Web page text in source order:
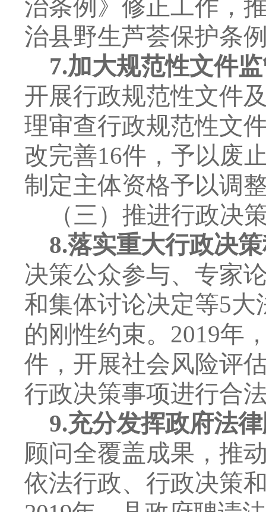
治条例》修正工作，
治县野生芦荟保护条
7.加大规范性文件
开展行政规范性文件
理审查行政规范性文
改完善16件，予以废
制定主体资格予以调
（三）推进行政决
8.落实重大行政决
决策公众参与、专家
和集体讨论决定等5大
的刚性约束。 2019年
件，开展社会风险评
行政决策事项进行合
9.充分发挥政府法
顾问全覆盖成果，推
依法行政、行政决策